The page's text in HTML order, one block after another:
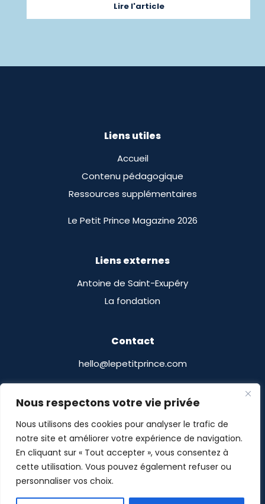
Nous respectons votre vie privée
Nous utilisons des cookies pour analyser le trafic de
notre site et améliorer votre expérience de navigation.
En cliquant sur « Tout accepter », vous consentez à
cette utilisation. Vous pouvez également refuser ou
personnaliser vos choix.
Lire l'article
Liens utiles
Accueil
Contenu pédagogique
Ressources supplémentaires
Le Petit Prince Magazine 2026
Liens externes
Antoine de Saint-Exupéry
La fondation
Contact
hello@lepetitprince.com
13 Boulevard Edgar Quinet
75014 Paris, France
Le Petit Prince® © POMASE 2026
Politique de confidentialité- Site imaginé par